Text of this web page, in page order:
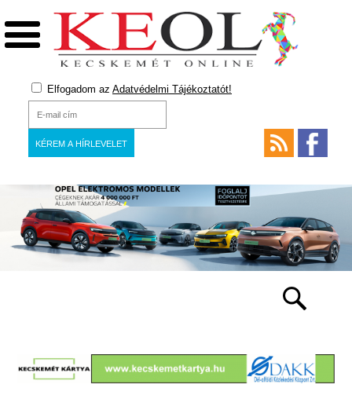
Elfogadom az Adatvédelmi Tájékoztatót!